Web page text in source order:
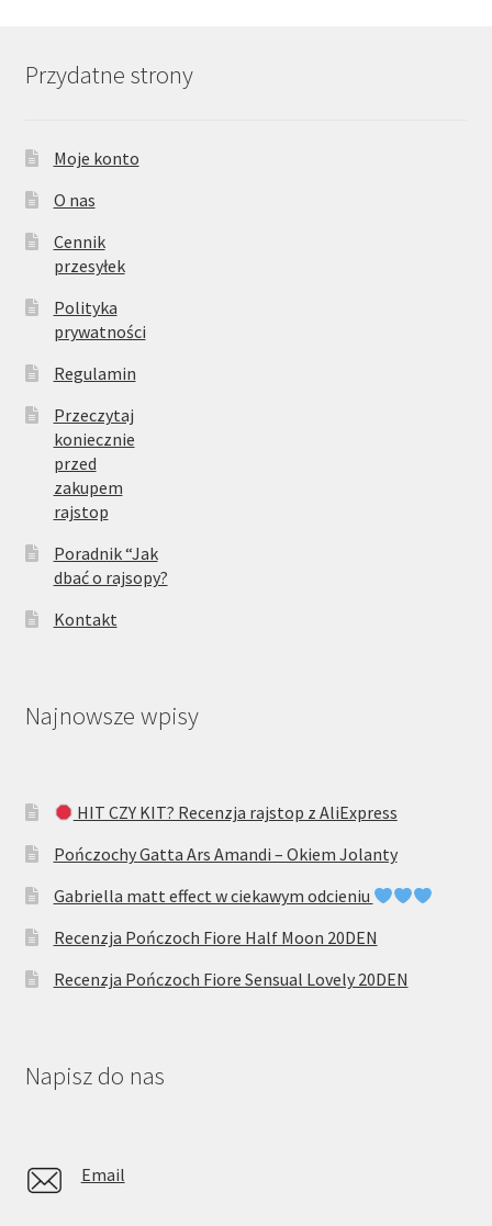
Przydatne strony
Moje konto
O nas
Cennik
przesyłek
Polityka
prywatności
Regulamin
Przeczytaj
koniecznie
przed
zakupem
rajstop
Poradnik “Jak
dbać o rajsopy?
Kontakt
Najnowsze wpisy
HIT CZY KIT? Recenzja rajstop z AliExpress
Pończochy Gatta Ars Amandi – Okiem Jolanty
Gabriella matt effect w ciekawym odcieniu
Recenzja Pończoch Fiore Half Moon 20DEN
Recenzja Pończoch Fiore Sensual Lovely 20DEN
Napisz do nas
Email